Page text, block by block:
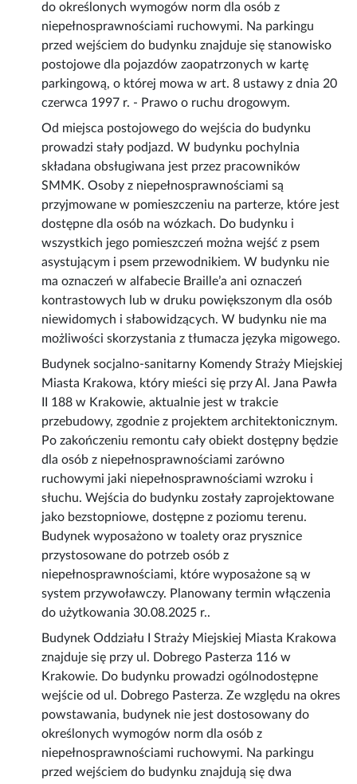
do określonych wymogów norm dla osób z
niepełnosprawnościami ruchowymi. Na parkingu
przed wejściem do budynku znajduje się stanowisko
postojowe dla pojazdów zaopatrzonych w kartę
parkingową, o której mowa w art. 8 ustawy z dnia 20
czerwca 1997 r. - Prawo o ruchu drogowym.
Od miejsca postojowego do wejścia do budynku
prowadzi stały podjazd. W budynku pochylnia
składana obsługiwana jest przez pracowników
SMMK. Osoby z niepełnosprawnościami są
przyjmowane w pomieszczeniu na parterze, które jest
dostępne dla osób na wózkach. Do budynku i
wszystkich jego pomieszczeń można wejść z psem
asystującym i psem przewodnikiem. W budynku nie
ma oznaczeń w alfabecie Braille’a ani oznaczeń
kontrastowych lub w druku powiększonym dla osób
niewidomych i słabowidzących. W budynku nie ma
możliwości skorzystania z tłumacza języka migowego.
Budynek socjalno-sanitarny Komendy Straży Miejskiej
Miasta Krakowa, który mieści się przy Al. Jana Pawła
II 188 w Krakowie, aktualnie jest w trakcie
przebudowy, zgodnie z projektem architektonicznym.
Po zakończeniu remontu cały obiekt dostępny będzie
dla osób z niepełnosprawnościami zarówno
ruchowymi jaki niepełnosprawnościami wzroku i
słuchu. Wejścia do budynku zostały zaprojektowane
jako bezstopniowe, dostępne z poziomu terenu.
Budynek wyposażono w toalety oraz prysznice
przystosowane do potrzeb osób z
niepełnosprawnościami, które wyposażone są w
system przywoławczy. Planowany termin włączenia
do użytkowania 30.08.2025 r..
Budynek Oddziału I Straży Miejskiej Miasta Krakowa
znajduje się przy ul. Dobrego Pasterza 116 w
Krakowie. Do budynku prowadzi ogólnodostępne
wejście od ul. Dobrego Pasterza. Ze względu na okres
powstawania, budynek nie jest dostosowany do
określonych wymogów norm dla osób z
niepełnosprawnościami ruchowymi. Na parkingu
przed wejściem do budynku znajdują się dwa